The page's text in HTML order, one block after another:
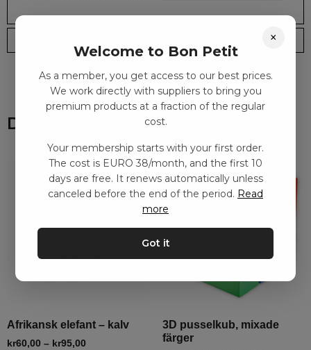
Frakt EURO 4
Du kanske också gillar
Afrikansk elefant – kalv
kr60,00 – kr95,00
3D pusselkub, mixade
färger
×
Welcome to Bon Petit
As a member, you get access to our best prices.
We work directly with suppliers to bring you
premium products at a fraction of the regular
cost.
Your membership starts with your first order.
The cost is EURO 38/month, and the first 10
days are free. It renews automatically unless
canceled before the end of the period. Read
more
Got it